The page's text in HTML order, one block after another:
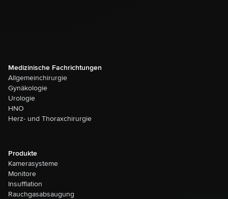
Medizinische Fachrichtungen
Allgemeinchirurgie
Gynäkologie
Urologie
HNO
Herz- und Thoraxchirurgie
Produkte
Kamerasysteme
Monitore
Insufflation
Rauchgasabsaugung